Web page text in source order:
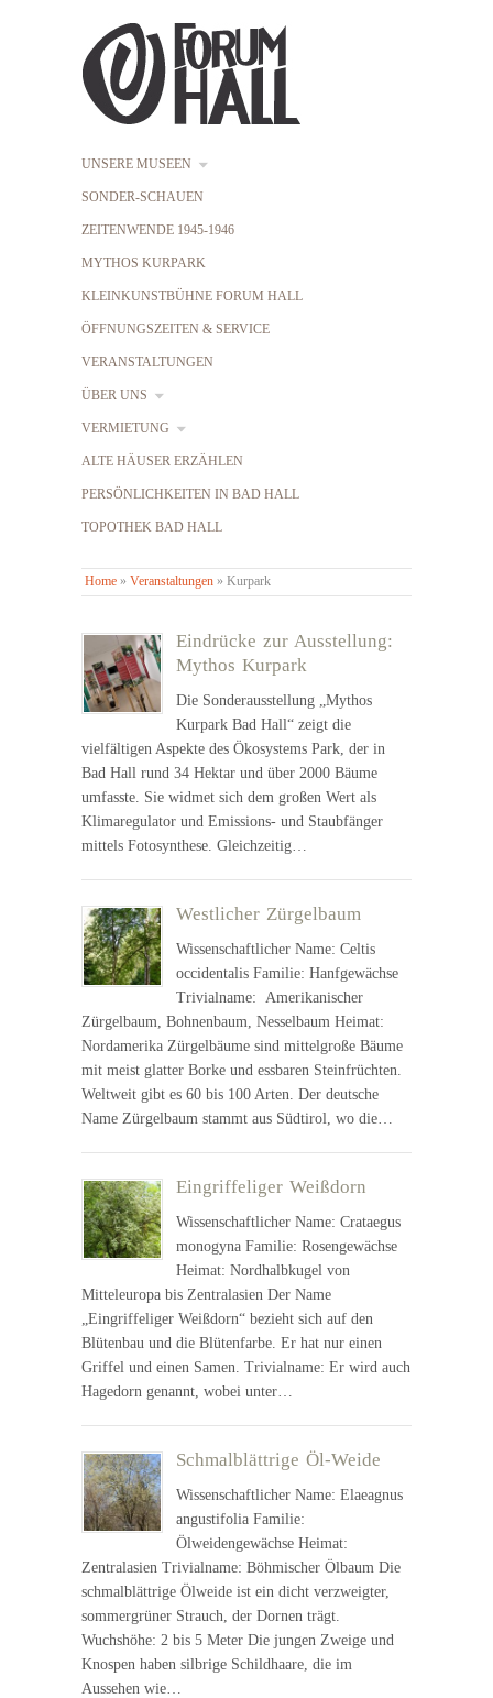
UNSERE MUSEEN
SONDER-SCHAUEN
ZEITENWENDE 1945-1946
MYTHOS KURPARK
KLEINKUNSTBÜHNE FORUM HALL
ÖFFNUNGSZEITEN & SERVICE
VERANSTALTUNGEN
ÜBER UNS
VERMIETUNG
ALTE HÄUSER ERZÄHLEN
PERSÖNLICHKEITEN IN BAD HALL
TOPOTHEK BAD HALL
Home » Veranstaltungen » Kurpark
Eindrücke zur Ausstellung:
Mythos Kurpark
Die Sonderausstellung „Mythos
Kurpark Bad Hall“ zeigt die
vielfältigen Aspekte des Ökosystems Park, der in
Bad Hall rund 34 Hektar und über 2000 Bäume
umfasste. Sie widmet sich dem großen Wert als
Klimaregulator und Emissions- und Staubfänger
mittels Fotosynthese. Gleichzeitig…
Westlicher Zürgelbaum
Wissenschaftlicher Name: Celtis
occidentalis Familie: Hanfgewächse
Trivialname: Amerikanischer
Zürgelbaum, Bohnenbaum, Nesselbaum Heimat:
Nordamerika Zürgelbäume sind mittelgroße Bäume
mit meist glatter Borke und essbaren Steinfrüchten.
Weltweit gibt es 60 bis 100 Arten. Der deutsche
Name Zürgelbaum stammt aus Südtirol, wo die…
Eingriffeliger Weißdorn
Wissenschaftlicher Name: Crataegus
monogyna Familie: Rosengewächse
Heimat: Nordhalbkugel von
Mitteleuropa bis Zentralasien Der Name
„Eingriffeliger Weißdorn“ bezieht sich auf den
Blütenbau und die Blütenfarbe. Er hat nur einen
Griffel und einen Samen. Trivialname: Er wird auch
Hagedorn genannt, wobei unter…
Schmalblättrige Öl-Weide
Wissenschaftlicher Name: Elaeagnus
angustifolia Familie:
Ölweidengewächse Heimat:
Zentralasien Trivialname: Böhmischer Ölbaum Die
schmalblättrige Ölweide ist ein dicht verzweigter,
sommergrüner Strauch, der Dornen trägt.
Wuchshöhe: 2 bis 5 Meter Die jungen Zweige und
Knospen haben silbrige Schildhaare, die im
Aussehen wie…